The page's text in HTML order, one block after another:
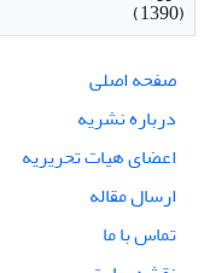
(1390)
صفحه اصلی
درباره نشریه
اعضای هیات تحریریه
ارسال مقاله
تماس با ما